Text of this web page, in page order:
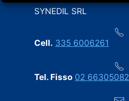
SYNEDIL SRL
Cell. 335 6006261
Tel. Fisso 02 66305082